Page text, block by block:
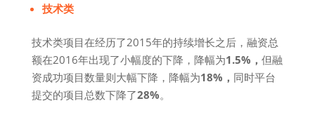
技术类
技术类项目在经历了2015年的持续增长之后，融资总
额在2016年出现了小幅度的下降，降幅为1.5%， 但融
资成功项目数量则大幅下降，降幅为18%， 同时平台
提交的项目总数下降了28%。